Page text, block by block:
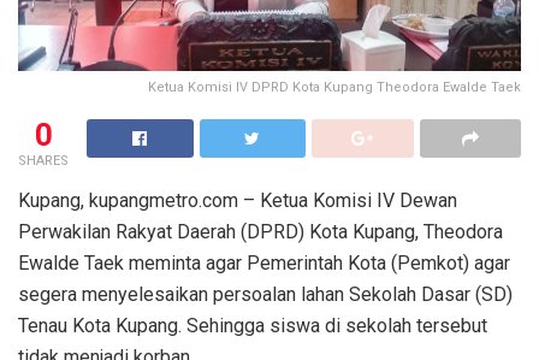
Ketua Komisi IV DPRD Kota Kupang Theodora Ewalde Taek
0
SHARES
Kupang, kupangmetro.com – Ketua Komisi IV Dewan
Perwakilan Rakyat Daerah (DPRD) Kota Kupang, Theodora
Ewalde Taek meminta agar Pemerintah Kota (Pemkot) agar
segera menyelesaikan persoalan lahan Sekolah Dasar (SD)
Tenau Kota Kupang. Sehingga siswa di sekolah tersebut